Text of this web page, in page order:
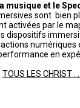
musique et le
sont bien
activées par le
dispositifs
numériques
en
TOUS LES CHRIST . . .